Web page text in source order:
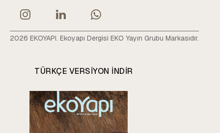
2026 EKOYAPI. Ekoyapı Dergisi EKO Yayın Grubu Markasıdır.
TÜRKÇE VERSIYON INDIR